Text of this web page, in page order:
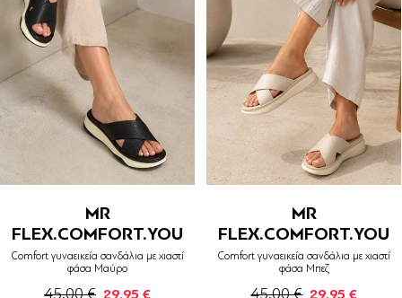
MR
FLEX.COMFORT.YOU
Comfort γυναεικεία σανδάλια με χιαστί
φάσα Μαύρο
45,00 € 29,95 €
MR
FLEX.COMFORT.YOU
Comfort γυναεικεία σανδάλια με χιαστί
φάσα Μπεζ
45,00 € 29,95 €